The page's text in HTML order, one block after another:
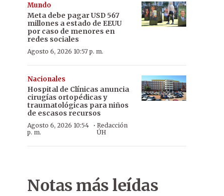
Mundo
Meta debe pagar USD 567
millones a estado de EEUU
por caso de menores en
redes sociales
Agosto 6, 2026 10:57 p. m.
Nacionales
Hospital de Clínicas anuncia
cirugías ortopédicas y
traumatológicas para niños
de escasos recursos
Agosto 6, 2026 10:54
p. m.
· Redacción
ÚH
Notas más leídas